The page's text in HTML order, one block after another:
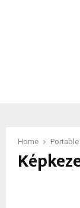
Home